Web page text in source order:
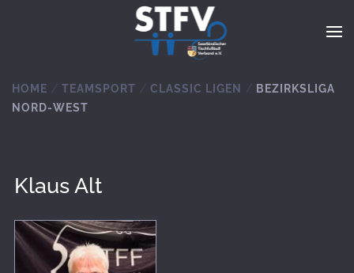
Zum Hauptinhalt springen
HOME TEAMSPORT CLASSIC LIGEN
BEZIRKSLIGA
NORD-WEST
Klaus Alt